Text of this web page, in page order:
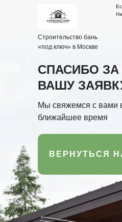
СПАСИБО ЗА
ВАШУ
Мы свяжемся с вами
ближайшее время
ВЕРНУТЬСЯ
Строительство бань
«под ключ» в Москве